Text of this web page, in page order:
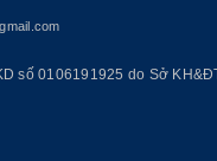
số 0106191925 do Sở